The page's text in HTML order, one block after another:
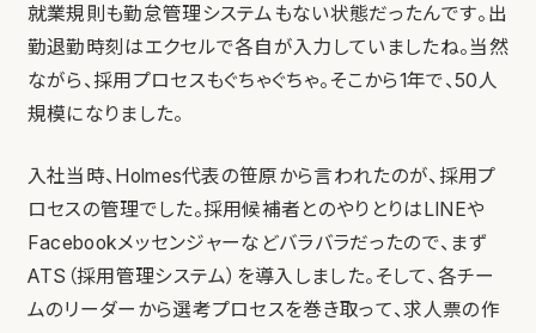
就業規則も勤怠管理システムもない状態だったんです。出
勤退勤時刻はエクセルで各自が入力していましたね。当然
ながら、採用プロセスもぐちゃぐちゃ。そこから1年で、50人
規模になりました。
入社当時、Holmes代表の笹原から言われたのが、採用プ
ロセスの管理でした。採用候補者とのやりとりはLINEや
Facebookメッセンジャーなどバラバラだったので、まず
ATS（採用管理システム）を導入しました。そして、各チー
ムのリーダーから選考プロセスを巻き取って、求人票の作